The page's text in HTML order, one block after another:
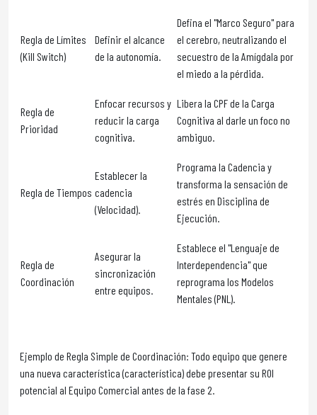
Regla de Límites
(Kill Switch)
Definir el alcance
de la autonomía.
Defina el "Marco Seguro" para
el cerebro, neutralizando el
secuestro de la Amígdala por
el miedo a la pérdida.
Regla de
Prioridad
Enfocar recursos y
reducir la carga
cognitiva.
Libera la CPF de la Carga
Cognitiva al darle un foco no
ambiguo.
Regla de Tiempos
Establecer la
cadencia
(Velocidad).
Programa la Cadencia y
transforma la sensación de
estrés en Disciplina de
Ejecución.
Regla de
Coordinación
Asegurar la
sincronización
entre equipos.
Establece el "Lenguaje de
Interdependencia" que
reprograma los Modelos
Mentales (PNL).
Ejemplo de Regla Simple de Coordinación: Todo equipo que genere
una nueva característica (característica) debe presentar su ROI
potencial al Equipo Comercial antes de la fase 2.